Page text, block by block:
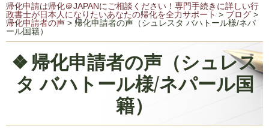
帰化申請は帰化＠JAPANにご相談ください！専門手続きに詳しい行
政書士が日本人になりたいあなたの帰化を全力サポート > ブログ >
帰化申請者の声 > 帰化申請者の声（シュレスタ バハトール様/ネパ
ール国籍）
帰化申請者の声（シュレス
タ バハトール様/ネパール国
籍）